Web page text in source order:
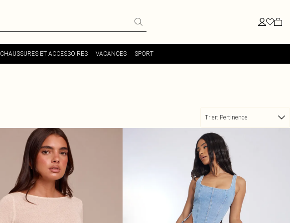
CHAUSSURES ET ACCESSOIRES VACANCES SPORT
Trier: Pertinence